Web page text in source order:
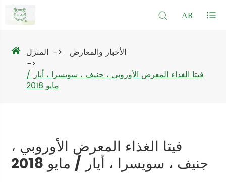
AR
المنزل
الأخبار والمعارض
فيتا الغذاء المعرض الأوروبي ، جنيف ، سويسرا ، أيار /
مايو 2018
فيتا الغذاء المعرض الأوروبي ،
جنيف ، سويسرا ، أيار / مايو 2018